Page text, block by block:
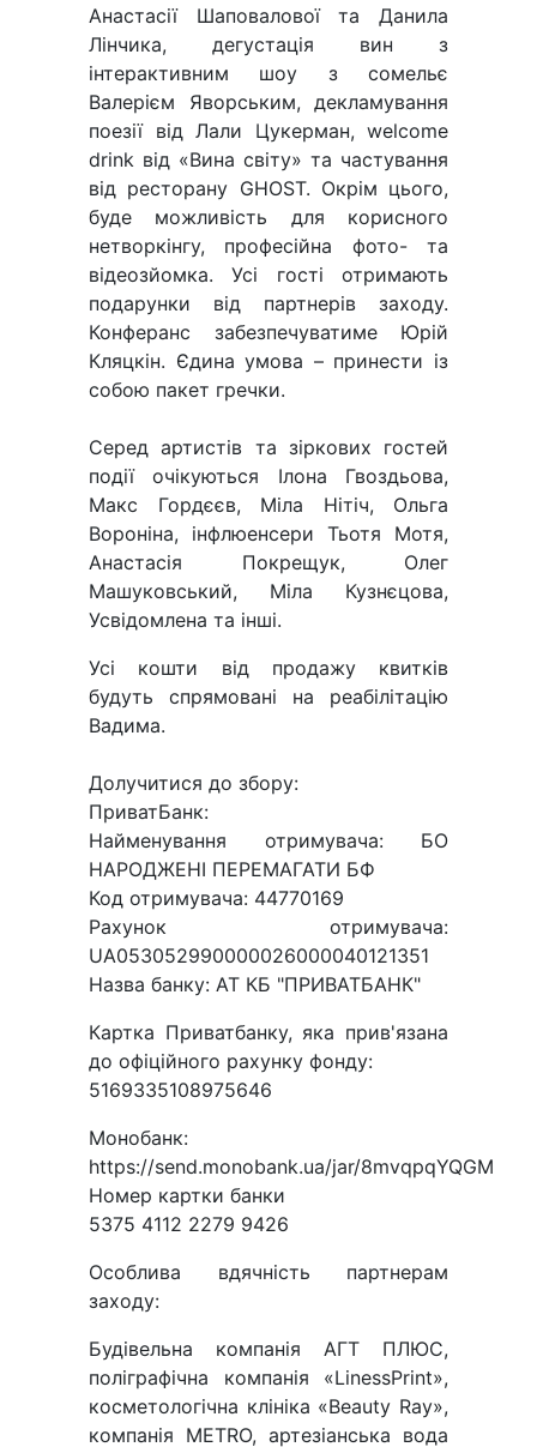
Анастасії Шаповалової та Данила
Лінчика, дегустація вин з
інтерактивним шоу з сомельє
Валерієм Яворським, декламування
поезії від Лали Цукерман, welcome
drink від «Вина світу» та частування
від ресторану GHOST. Окрім цього,
буде можливість для корисного
нетворкінгу, професійна фото- та
відеозйомка. Усі гості отримають
подарунки від партнерів заходу.
Конферанс забезпечуватиме Юрій
Кляцкін. Єдина умова – принести із
собою пакет гречки.
Серед артистів та зіркових гостей
події очікуються Ілона Гвоздьова,
Макс Гордєєв, Міла Нітіч, Ольга
Вороніна, інфлюенсери Тьотя Мотя,
Анастасія Покрещук, Олег
Машуковський, Міла Кузнєцова,
Усвідомлена та інші.
Усі кошти від продажу квитків
будуть спрямовані на реабілітацію
Вадима.
Долучитися до збору:
ПриватБанк:
Найменування отримувача: БО
НАРОДЖЕНІ ПЕРЕМАГАТИ БФ
Код отримувача: 44770169
Рахунок отримувача:
UA053052990000026000040121351
Назва банку: АТ КБ "ПРИВАТБАНК"
Картка Приватбанку, яка прив'язана
до офіційного рахунку фонду:
5169335108975646
Монобанк:
https://send.monobank.ua/jar/8mvqpqYQGM
Номер картки банки
5375 4112 2279 9426
Особлива вдячність партнерам
заходу:
Будівельна компанія АГТ ПЛЮС,
поліграфічна компанія «LinessPrint»,
косметологічна клініка «Beauty Ray»,
компанія METRO, артезіанська вода